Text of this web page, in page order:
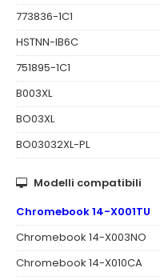
773836-1C1
HSTNN-IB6C
751895-1C1
B003XL
BO03XL
BO03032XL-PL
Modelli compatibili
Chromebook 14-X001TU
Chromebook 14-X003NO
Chromebook 14-X010CA